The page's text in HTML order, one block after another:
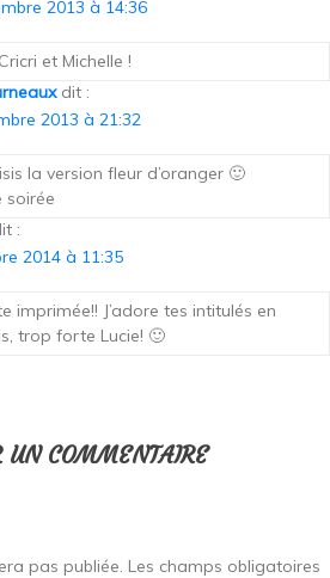
2013 à 14:36
et Michelle !
dit :
2013 à 21:32
la version fleur d’oranger 🙂
soirée
:
2014 à 11:35
imprimée!! J’adore tes intitulés en
trop forte Lucie! 🙂
UN COMMENTAIRE
pas publiée. Les champs obligatoires